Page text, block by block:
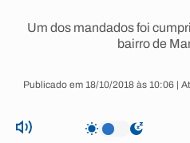
Um dos mandados foi
bairro de
Publicado em 18/10/2018 às 10:06 |